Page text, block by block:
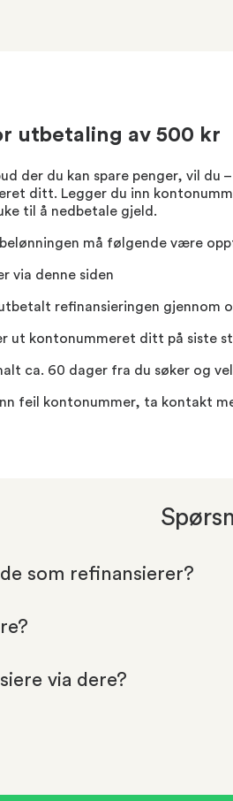
utbetaling av 500 kr
der du kan spare penger, vil du
ditt. Legger du inn
til å nedbetale gjeld.
må følgende være
via denne siden
refinansieringen gjennom
ut kontonummeret ditt på siste
ca. 60 dager fra du søker og
feil kontonummer, ta kontakt
som refinansierer?
via dere?